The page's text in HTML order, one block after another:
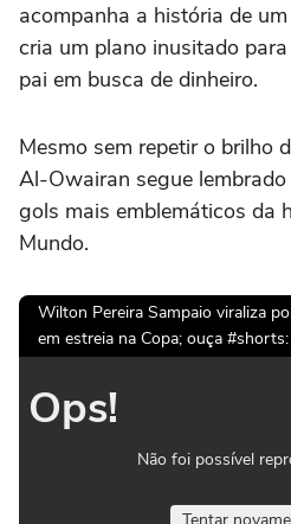
acompanha a história de
cria um plano inusitado
pai em busca de dinheiro.
Mesmo sem repetir o brilho
Al-Owairan segue
gols mais emblemáticos da
Mundo.
Wilton Pereira Sampaio viraliza
em estreia na Copa; ouça #shorts:
Ops!
Não foi possível